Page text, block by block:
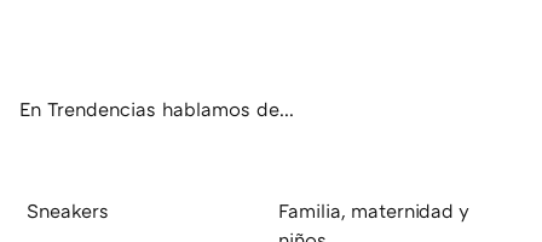
En Trendencias hablamos de...
Sneakers
Familia, maternidad y